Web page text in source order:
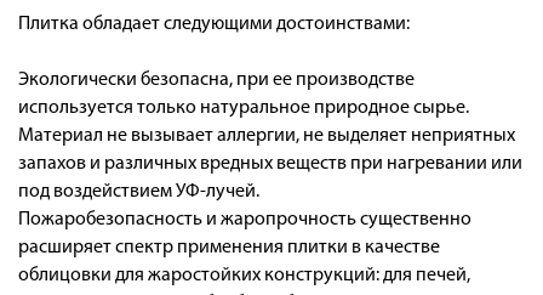
Плитка обладает следующими достоинствами:
Экологически безопасна, при ее производстве
используется только натуральное природное сырье.
Материал не вызывает аллергии, не выделяет неприятных
запахов и различных вредных веществ при нагревании или
под воздействием УФ-лучей.
Пожаробезопасность и жаропрочность существенно
расширяет спектр применения плитки в качестве
облицовки для жаростойких конструкций: для печей,